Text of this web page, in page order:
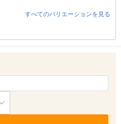
すべてのバリエーションを見る